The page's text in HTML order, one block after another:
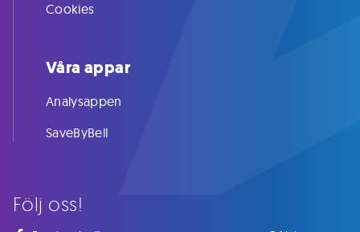
Följ oss!
Cookies
Våra appar
Analysappen
SaveByBell